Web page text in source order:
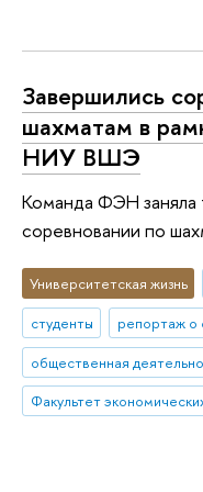
Завершились
шахматам в
НИУ ВШЭ
Команда ФЭН заняла
соревновании по
Университетская жизнь
студенты
репортаж о
общественная
Факультет